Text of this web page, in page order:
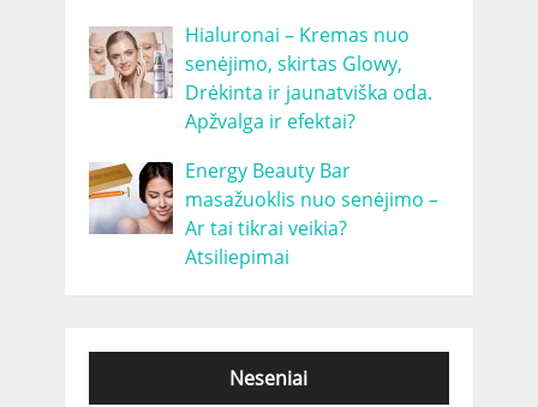
Hialuronai – Kremas nuo
senėjimo, skirtas Glowy,
Drėkinta ir jaunatviška oda.
Apžvalga ir efektai?
Energy Beauty Bar
masažuoklis nuo senėjimo –
Ar tai tikrai veikia?
Atsiliepimai
Neseniai